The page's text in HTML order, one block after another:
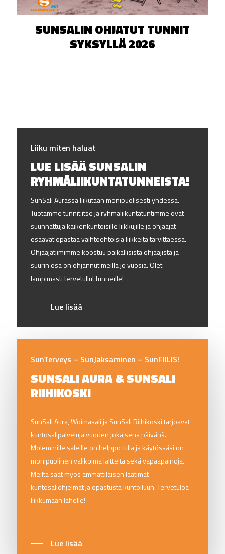
SUNSALIN OHJATUT TUNNIT
SYKSYLLÄ 2026
Liiku miten haluat
LUE LISÄÄ SUNSALIN
RYHMÄLIIKUNTA­TUNNEISTA!
SunSali Aurassa liikutaan monipuolisesti yhdessä.
Tuotamme tunnit itse ja ryhmäliikuntatuntimme ovat
suunnattuja kaikenkuntoisille liikkujille ja ohjaajat
osaavat opastaa vaihtoehtoisia liikkeitä tarvittaessa.
Ohjaajatiimimme koostuu paikallisista ohjaajista ja
suurin osa on ohjannut meillä jo vuosia. Olet
lämpimästi tervetullut tunneille!
Lue lisää
SunTerveys – SunJaksaminen – SunFIILIS!
SUNSALI AURA & SUNSALI
RIIHIKOSKI
SunSali Aura, Woimasali ja SunSali Riihikoski tarjoavat
kuntosalipalveluja vuoden jokaisena päivänä.
Molemmille saleille on helppo tulla ja käytössäsi on
monipuolinen valikoima laitteita sekä vapaapainoja.
Meiltä saat myös ammattilaisen laatimat
kuntosaliohjelmat ja opastusta kuntoiluun. Tervetuloa
liikkumaan lähelle!
Lue lisää